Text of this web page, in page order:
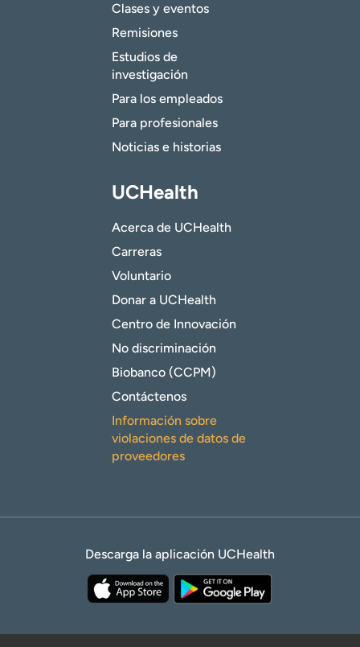
Clases y eventos
Remisiones
Estudios de
investigación
Para los empleados
Para profesionales
Noticias e historias
UCHealth
Acerca de UCHealth
Carreras
Voluntario
Donar a UCHealth
Centro de Innovación
No discriminación
Biobanco (CCPM)
Contáctenos
Información sobre
violaciones de datos de
proveedores
Descarga la aplicación UCHealth